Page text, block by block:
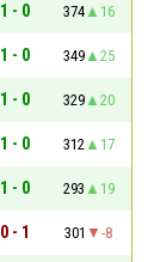
1 - 0 374
16
1 - 0 349
25
1 - 0 329
20
1 - 0 312
17
1 - 0 293
19
0 - 1 301
-8